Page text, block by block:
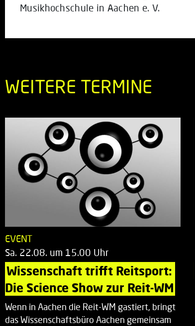
Musikhochschule in Aachen e. V.
WEITERE TERMINE
EVENT
Sa. 22.08. um 15.00 Uhr
Wissenschaft trifft Reitsport:
Die Science Show zur Reit-WM
Wenn in Aachen die Reit-WM gastiert, bringt
das Wissenschaftsbüro Aachen gemeinsam